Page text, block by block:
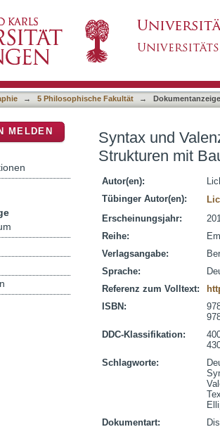
→ 5 Philosophische Fakultät → Dokumentanzeige
Syntax und
Strukturen mit
Autor(en):
Tübinger Autor(en):
Erscheinungsjahr:
Reihe:
Verlagsangabe:
Sprache:
Referenz zum Volltext:
ISBN:
DDC-Klassifikation:
Schlagworte:
Dokumentart:
MELDEN